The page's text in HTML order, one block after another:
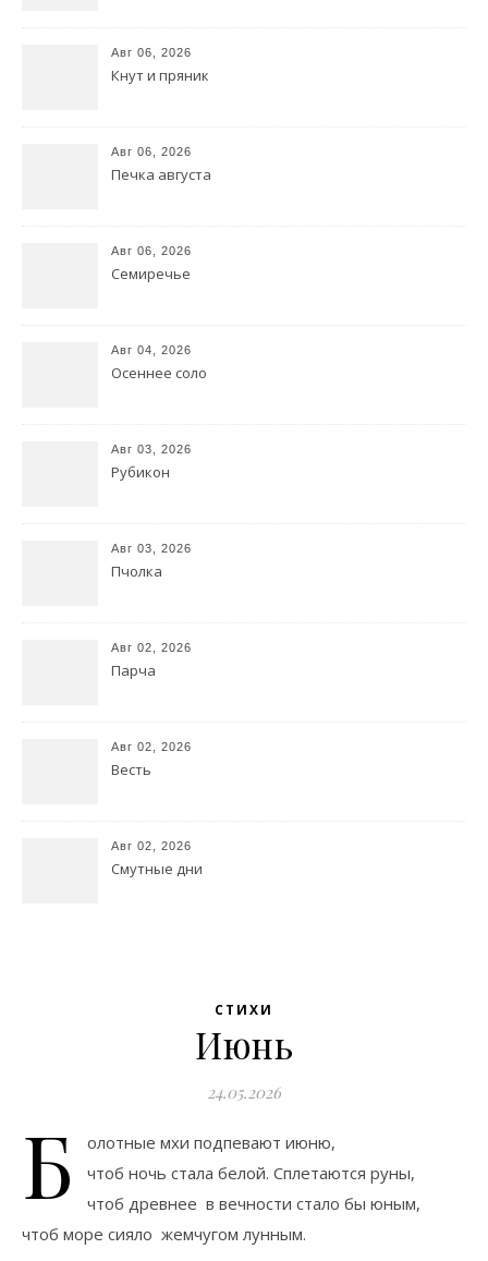
Авг 06, 2026
Кнут и пряник
Авг 06, 2026
Печка августа
Авг 06, 2026
Семиречье
Авг 04, 2026
Осеннее соло
Авг 03, 2026
Рубикон
Авг 03, 2026
Пчолка
Авг 02, 2026
Парча
Авг 02, 2026
Весть
Авг 02, 2026
Смутные дни
СТИХИ
Июнь
24.05.2026
Б
олотные мхи подпевают июню,
чтоб ночь стала белой. Сплетаются руны,
чтоб древнее в вечности стало бы юным,
чтоб море сияло жемчугом лунным.